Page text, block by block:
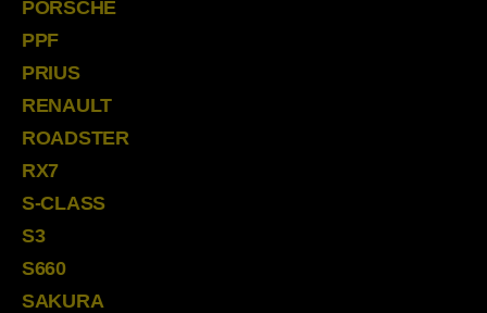
PORSCHE
PPF
PRIUS
RENAULT
ROADSTER
RX7
S-CLASS
S3
S660
SAKURA